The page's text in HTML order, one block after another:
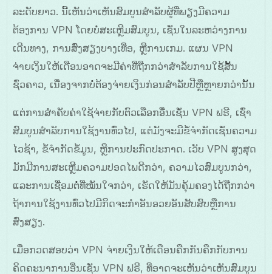
ລະດັບຍາວ. ນີ້ເຫັນວ່າເຫັນສົມບູນສຳລັບຜູ້ທີ່ພຽງມີຄວາມ
ຕ້ອງການ VPN ໂດຍບໍ່ສະເຫຼີມສົມບູນ, ເຊັ່ນໃນລະຫວ່າງການ
ເດີນທາງ, ການສົ່ງສຽງບາງເທື່ອ, ຫຼືການເກມ. ແຜນ VPN
ຈ່າຍເງິນໃຫ້ເດືອນອາດຈະມີຄ່າທີ່ຖືກກວ່າສຳລັບການໃຊ້ສັ້ນ
ຊົ່ວຄາວ, ເນື່ອງຈາກບໍ່ຕ້ອງຈ່າຍເງິນກ່ອນສຳລັບປີຫຼືຫຼາຍກວ່ານັ້ນ
ແຕ່ການສຳຄັບຄ່າໃຊ້ຈ່າຍກັບຕົວເລືອກອື່ນເຊັ່ນ VPN ຟຣີ, ເຊົ່າ
ສົມບູນສຳລັບການໃຊ້ງານທົ່ວໄປ, ແຕ່ມັງຈະມີຂໍ້ຈຳກັດເຊັ່ນຄວາມ
ໄວຊ້າ, ຂໍ້ຈຳກັດຂໍ້ມູນ, ຫຼືການປະກົດປະກາດ. ເວັບ VPN ສູງສຸດ
ມັກມີການສະເຫຼີມຄວາມປອດໄພດີກວ່າ, ຄວາມໄວສົມບູນກວ່າ,
ແລະການເຊື່ອມຕໍ່ທີ່ໝັນໃຈກວ່າ, ເຮັດໃຫ້ມັນຄຸ້ມຄອງໄດ້ຖືກກວ່າ
ຖ້າການໃຊ້ງານທົ່ວໄປມີກິດຈະກຳອັນອວຍອັນສັບສົບຫຼືການ
ສົ່ງສຽງ.
ເມື່ອກວດສອບວ່າ VPN ຈ່າຍເງິນໃຫ້ເດືອນຄືກກັນຄືກກັບການ
ຄິດຄະນາການອື່ນເຊັ່ນ VPN ຟຣີ, ທີ່ອາດຈະເຫັນວ່າເຫັນສົມບູນ